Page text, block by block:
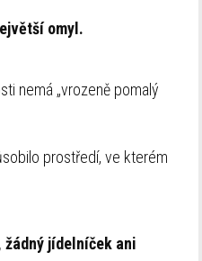
omyl.
nemá „vrozeně pomalý
prostředí, ve kterém
žádný jídelníček ani